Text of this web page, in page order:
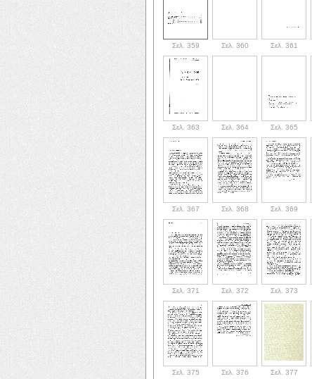
Σελ. 359 Σελ. 360 Σελ. 361
Σελ. 363 Σελ. 364 Σελ. 365
Σελ. 367 Σελ. 368 Σελ. 369
Σελ. 371 Σελ. 372 Σελ. 373
Σελ. 375 Σελ. 376 Σελ. 377